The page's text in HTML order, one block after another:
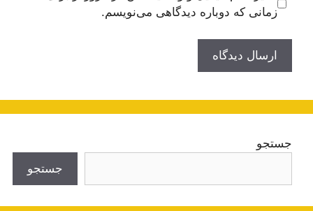
زمانی که دوباره دیدگاهی می‌نویسم.
جستجو
جستجو